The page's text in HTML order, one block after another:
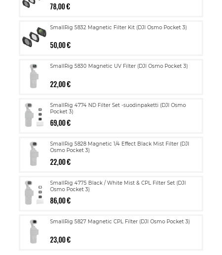
78,00 €
SmallRig 5832 Magnetic Filter Kit (DJI Osmo Pocket 3)
50,00 €
SmallRig 5830 Magnetic UV Filter (DJI Osmo Pocket 3)
22,00 €
SmallRig 4774 ND Filter Set -suodinpaketti (DJI Osmo
Pocket 3)
69,00 €
SmallRig 5828 Magnetic 1/4 Effect Black Mist Filter (DJI
Osmo Pocket 3)
22,00 €
SmallRig 4775 Black / White Mist & CPL Filter Set (DJI
Osmo Pocket 3)
86,00 €
SmallRig 5827 Magnetic CPL Filter (DJI Osmo Pocket 3)
23,00 €